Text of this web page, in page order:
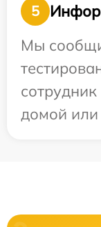
5
Мы
домой